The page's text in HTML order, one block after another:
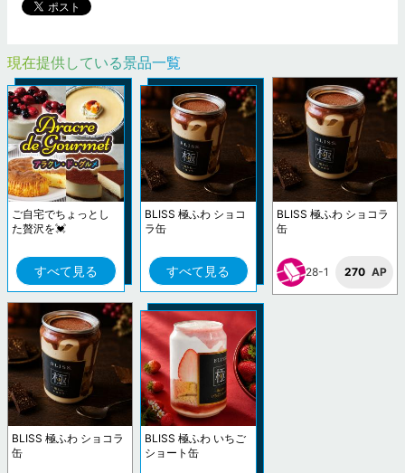
現在提供している景品一覧
ご自宅でちょっとし
た贅沢を💓
すべて見る
BLISS 極ふわ ショコ
ラ缶
すべて見る
BLISS 極ふわ ショコラ
缶
28-1 270 AP
BLISS 極ふわ ショコラ
缶
BLISS 極ふわ いちご
ショート缶